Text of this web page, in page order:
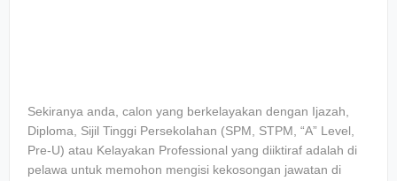
Sekiranya anda, calon yang berkelayakan dengan Ijazah,
Diploma, Sijil Tinggi Persekolahan (SPM, STPM, “A” Level,
Pre-U) atau Kelayakan Professional yang diiktiraf adalah di
pelawa untuk memohon mengisi kekosongan jawatan di